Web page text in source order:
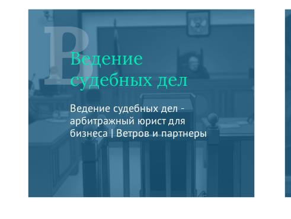
ВВедение
судебных дел
Ведение судебных дел -
арбитражный юрист для
бизнеса | Ветров и партнеры